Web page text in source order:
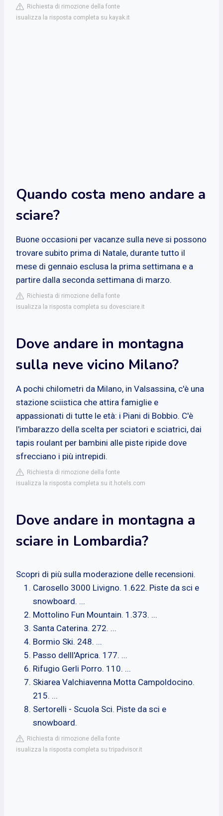
Richiesta di rimozione della fonte
isualizza la risposta completa su kayak.it
Quando costa meno andare a
sciare?
Buone occasioni per vacanze sulla neve si possono
trovare subito prima di Natale, durante tutto il
mese di gennaio esclusa la prima settimana e a
partire dalla seconda settimana di marzo.
Richiesta di rimozione della fonte
isualizza la risposta completa su dovesciare.it
Dove andare in montagna
sulla neve vicino Milano?
A pochi chilometri da Milano, in Valsassina, c'è una
stazione sciistica che attira famiglie e
appassionati di tutte le età: i Piani di Bobbio. C'è
l'imbarazzo della scelta per sciatori e sciatrici, dai
tapis roulant per bambini alle piste ripide dove
sfrecciano i più intrepidi.
Richiesta di rimozione della fonte
isualizza la risposta completa su it.hotels.com
Dove andare in montagna a
sciare in Lombardia?
Scopri di più sulla moderazione delle recensioni.
Carosello 3000 Livigno. 1.622. Piste da sci e
snowboard. ...
Mottolino Fun Mountain. 1.373. ...
Santa Caterina. 272. ...
Bormio Ski. 248. ...
Passo delll'Aprica. 177. ...
Rifugio Gerli Porro. 110. ...
Skiarea Valchiavenna Motta Campoldocino.
215. ...
Sertorelli - Scuola Sci. Piste da sci e
snowboard.
Richiesta di rimozione della fonte
isualizza la risposta completa su tripadvisor.it